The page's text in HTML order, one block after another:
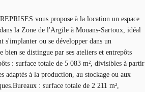
vous propose à la location un espace
la Zone de l'Argile à Mouans-Sartoux, idéal
s'implanter ou se développer dans un
bien se distingue par ses ateliers et entrepôts
: surface totale de 5 083 m², divisibles à partir
adaptés à la production, au stockage ou aux
: surface totale de 2 211 m²,